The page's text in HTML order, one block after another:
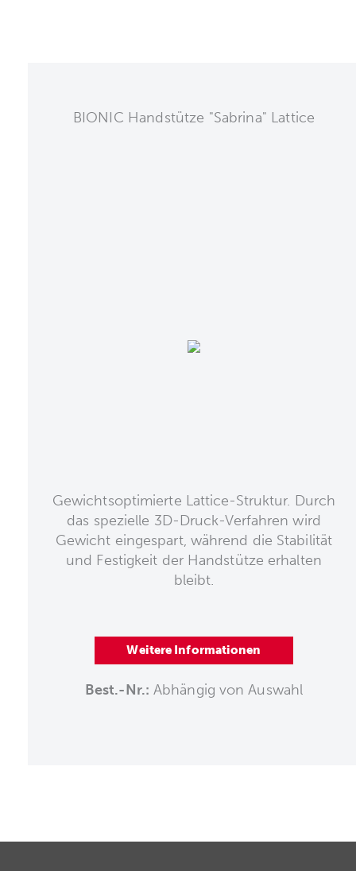
BIONIC Handstütze "Sabrina" Lattice
Gewichtsoptimierte Lattice-Struktur. Durch
das spezielle 3D-Druck-Verfahren wird
Gewicht eingespart, während die Stabilität
und Festigkeit der Handstütze erhalten
bleibt.
Weitere Informationen
Best.-Nr.: Abhängig von Auswahl